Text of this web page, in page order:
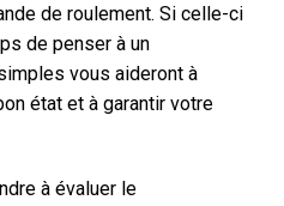
de roulement. Si celle-ci
de penser à un
vous aideront à
état et à garantir votre
à évaluer le